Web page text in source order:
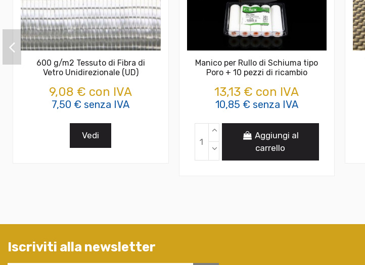
600 g/m2 Tessuto di Fibra di
Vetro Unidirezionale (UD)
9,08 € con IVA
7,50 € senza IVA
Vedi
Manico per Rullo di Schiuma tipo
Poro + 10 pezzi di ricambio
13,13 € con IVA
10,85 € senza IVA
Aggiungi al
carrello
Iscriviti alla newsletter